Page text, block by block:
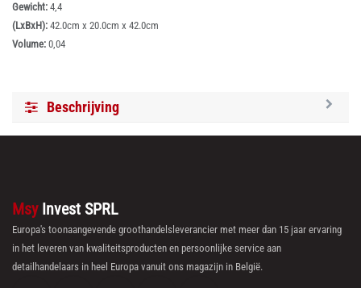
Gewicht: 4,4
(LxBxH): 42.0cm x 20.0cm x 42.0cm
Volume: 0,04
Beschrijving
Msy Invest SPRL
Europa's toonaangevende groothandelsleverancier met meer dan 15 jaar ervaring
in het leveren van kwaliteitsproducten en persoonlijke service aan
detailhandelaars in heel Europa vanuit ons magazijn in België.